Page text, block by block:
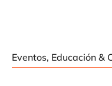
Eventos, Educación &